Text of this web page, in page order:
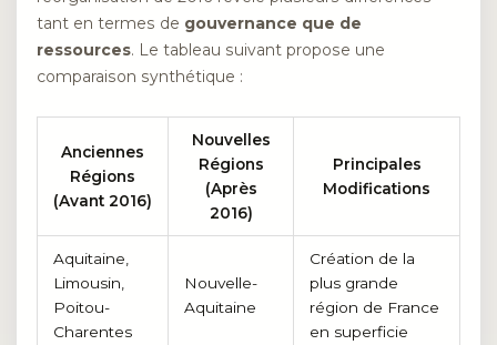
tant en termes de gouvernance que de
ressources. Le tableau suivant propose une
comparaison synthétique :
Anciennes
Régions
(Avant 2016)
Nouvelles
Régions
(Après
2016)
Principales
Modifications
Aquitaine,
Limousin,
Poitou-
Charentes
Nouvelle-
Aquitaine
Création de la
plus grande
région de France
en superficie